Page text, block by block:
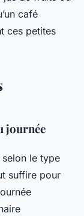
café
ces petites
journée
selon le type
suffire pour